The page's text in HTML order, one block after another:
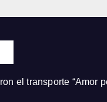
el transporte “Amor